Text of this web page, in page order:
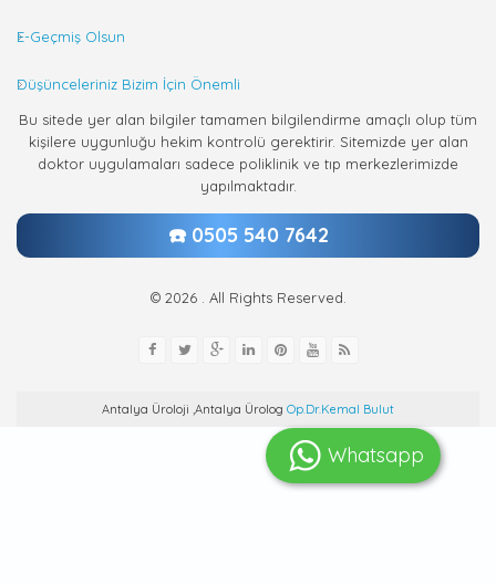
E-Geçmiş Olsun
Düşünceleriniz Bizim İçin Önemli
Bu sitede yer alan bilgiler tamamen bilgilendirme amaçlı olup tüm
kişilere uygunluğu hekim kontrolü gerektirir. Sitemizde yer alan
doktor uygulamaları sadece poliklinik ve tıp merkezlerimizde
yapılmaktadır.
☎️ 0505 540 7642
© 2026 . All Rights Reserved.
Antalya Üroloji ,Antalya Ürolog Op.Dr.Kemal Bulut
Whatsapp